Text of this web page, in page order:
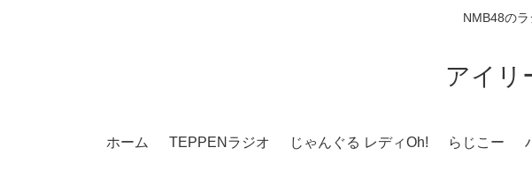
NMB48のラ
アイリ
ホーム TEPPENラジオ じゃんぐる レディOh! らじこー